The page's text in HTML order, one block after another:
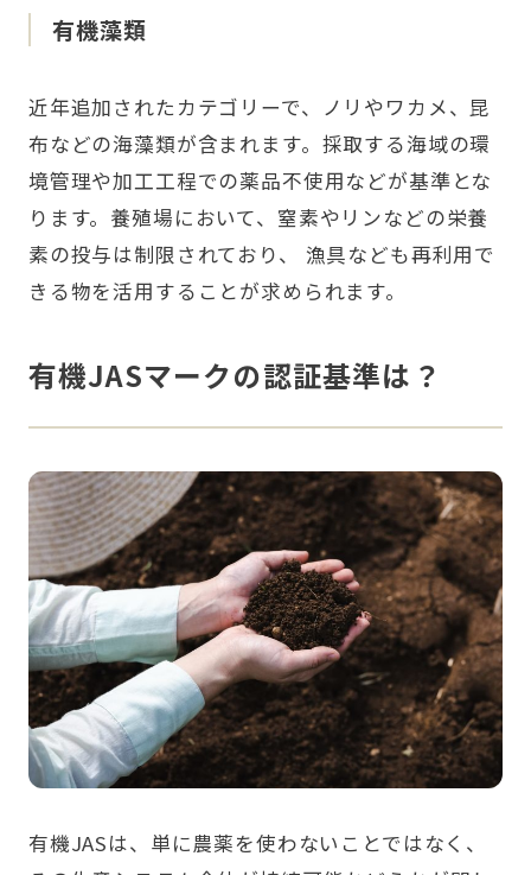
有機藻類
近年追加されたカテゴリーで、ノリやワカメ、昆
布などの海藻類が含まれます。採取する海域の環
境管理や加工工程での薬品不使用などが基準とな
ります。養殖場において、窒素やリンなどの栄養
素の投与は制限されており、 漁具なども再利用で
きる物を活用することが求められます。
有機JASマークの認証基準は？
有機JASは、単に農薬を使わないことではなく、